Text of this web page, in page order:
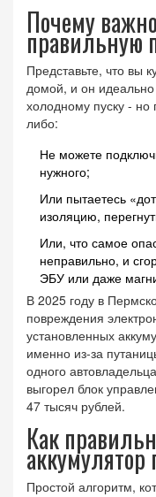
Почему
правильную
Представьте, что вы
домой, и он
холодному пуску -
либо:
Не можете
нужного;
Или пытаетесь
изоляцию,
Или, что самое
неправильно, и
ЭБУ или даже
В 2025 году в
повреждения
установленных
именно из-за
одного
выгорел блок
47 тысяч рублей.
Как
аккумулятор
Простой алгоритм,